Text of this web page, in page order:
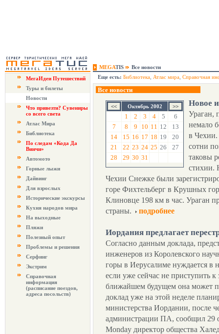
MEGATIS
Все новости
МегаИдеи Путешествий
Туры и билеты
Новости
Что привезти? Сувениры
со всего света
Атлас Мира
Библиотека
По следам «Кода Да
Винчи»
Автомото
Горные лыжи
Дайвинг
Для взрослых
Исторические экскурсы
Кухня народов мира
На выходные
Пляжи
Полезный опыт
Проблемы и решения
Серфинг
Экстрим
Справочная
информация
(расписание поездов,
адреса посольств)
Еще есть: Библиотека Атлас мира Справочная
Все новости
Октябрь 2002
1 2 3 4 5
6
7
8 9 10 11 12
13
14
15 16 17 18 19
20
21
22 23 24 25 26
27
28
29 30 31
Новое
Ураган,
немало
в Чехии.
сотни
таковы
стихии.
Чехии Снежке были
горе Фихтельберг в Крушных
Клиновце 198 км в час. Ураган
страны.
подробнее
Иордания предлагает
Согласно данным доклада,
инженеров из Королевского
горы в Иерусалиме нуждается в
если уже сейчас не приступить
ближайшем будущем она может
доклад уже на этой неделе
министерства Иордании, после
администрации ПА, сообщил 29
Monday директор общества